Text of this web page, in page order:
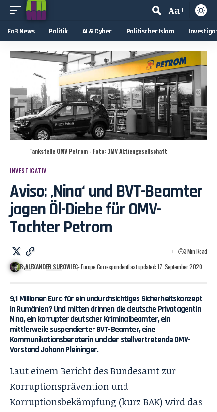
Aa
FoB News Politik AI & Cyber Politischer Islam
Tankstelle OMV Petrom - Foto: OMV Aktiengesellschaft
INVESTIGATIV
Aviso: ‚Nina‘ und BVT-Beamter
jagen Öl-Diebe für OMV-
Tochter Petrom
ByALEXANDER SUROWIEC- Europe CorrespondentLast updated: 17. September 2020
3 Min Read
9,1 Millionen Euro für ein undurchsichtiges Sicherheitskonzept
in Rumänien? Und mitten drinnen die deutsche Privatagentin
Nina, ein korrupter deutscher Kriminalbeamter, ein
mittlerweile suspendierter BVT-Beamter, eine
Kommunikationsberaterin und der stellvertretende OMV-
Vorstand Johann Pleininger.
Laut einem Bericht des Bundesamt zur
Korruptionsprävention und
Korruptionsbekämpfung (kurz BAK) wird das